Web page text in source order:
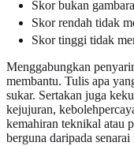
Skor bukan
Skor rendah tidak
Skor tinggi tidak
Menggabungkan
membantu. Tulis apa
sukar. Sertakan juga
kejujuran,
kemahiran teknikal atau
berguna daripada senarai